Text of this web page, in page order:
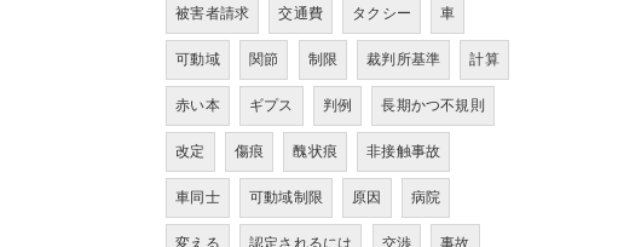
被害者請求
交通費 タクシー
車
可動域
関節 制限 裁判所基準
計算
赤い本
ギプス 判例
長期かつ不規則
改定
傷痕 醜状痕
非接触事故
車同士
可動域制限 原因
病院